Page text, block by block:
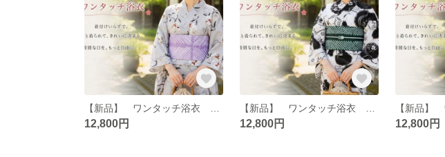
12,800円 12,800円 12,800円